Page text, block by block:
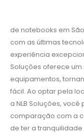
de notebooks em
com as últimas
experiência
Soluções oferece
equipamentos,
fácil. Ao optar pela
a NLB Soluções,
comparação com a
de ter a